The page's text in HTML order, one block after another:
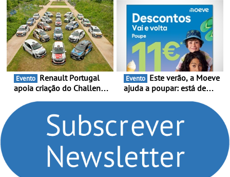
presença nacional ao lado
da mítica prova de ciclismo
e leva a sua gama SUV
multi-energia às estradas
de Portugal
Portugal Karting e mira boa
estreia - O Campeonato
Portugal Karting 2026
decorre entre 1 de Março e
6 de Setembro
Evento
apoia criação do Challenge
compromisso com o
automobilismo nacional
continua em 2026
Evento
ajuda a poupar: está de
Volta” com descontos de